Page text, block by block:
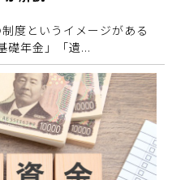
度というイメージがある
礎年金」「遺...